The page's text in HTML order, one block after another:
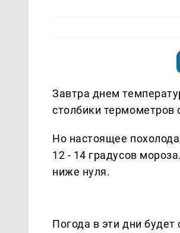
Завтра днем
столбики термометров
Но настоящее
12 - 14 градусов
ниже нуля.
Погода в эти дни